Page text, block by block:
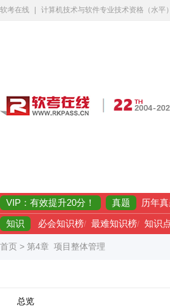
软考在线 计算机技术与软件专业技术资格（水平
VIP：有效提升20分！ 真题 历年
知识 必会知识榜/ 最难知识榜/ 知识
首页 > 第4章 项目整体管理
总览